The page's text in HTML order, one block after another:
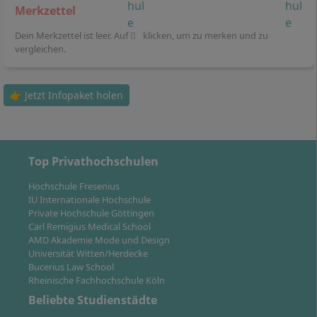
Italienisch, Fremdsprache Italienisch, Zertifikatskurs
Französisch, Fremdsprache Französisch,
Zertifikatskurs Spanisch, Fremsprache Spanisch,
Zertifikatskurs Englisch, Fremdsprache Englisch,
Intelligence, Projekt: Artificial Intelligence, Projekt: KI-
Exzellenz mit kreativen Prompt-Techniken, Studium
So flexibel ist die Regelstudienzeit im
Fernstudium Betriebswirtschaftslehre Office
Management
An der IU Internationalen Hochschule entscheiden Sie
Merkzettel
Dein Merkzettel ist leer. Auf
klicken, um zu merken und zu
vergleichen.
👉 Jetzt Infopaket holen
Top Privathochschulen
Hochschule Fresenius
IU Internationale Hochschule
Private Hochschule Göttingen
Carl Remigius Medical School
AMD Akademie Mode und Design
Universität Witten/Herdecke
Bucerius Law School
Rheinische Fachhochschule Köln
Beliebte Studienstädte